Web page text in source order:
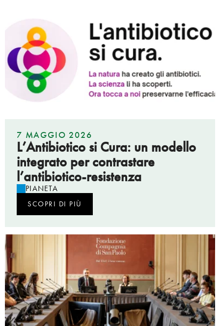
7 MAGGIO 2026
L’Antibiotico si Cura: un modello
integrato per contrastare
l’antibiotico-resistenza
PIANETA
SCOPRI DI PIÙ